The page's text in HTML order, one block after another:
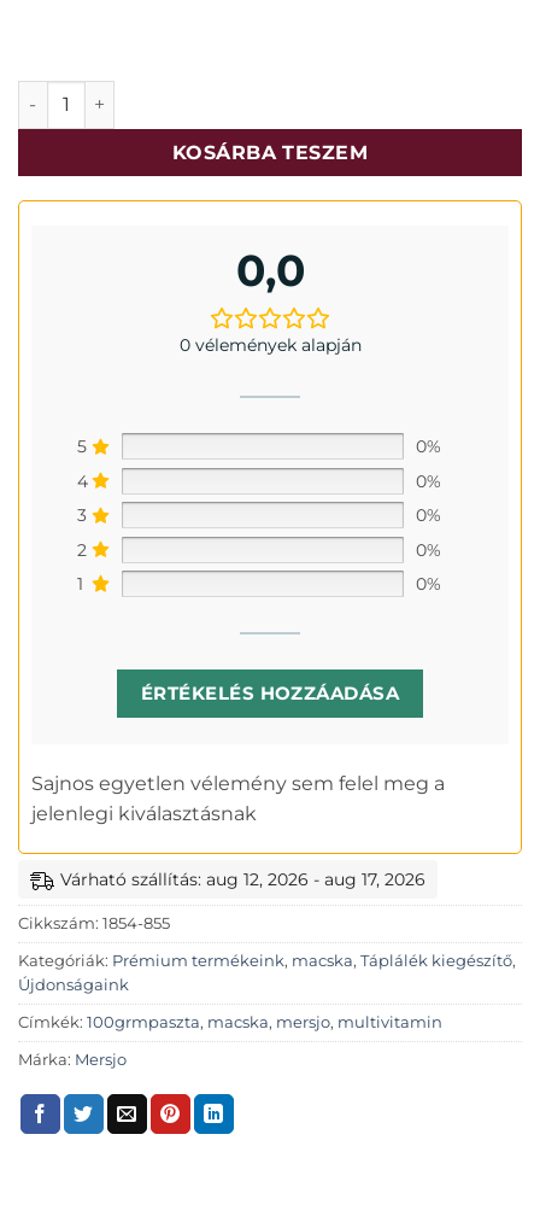
Mersjo szőroldó paszta biotinnal 100g mennyiség
KOSÁRBA TESZEM
0,0
0 vélemények alapján
5
0%
4
0%
3
0%
2
0%
1
0%
ÉRTÉKELÉS HOZZÁADÁSA
Sajnos egyetlen vélemény sem felel meg a
jelenlegi kiválasztásnak
Várható szállítás: aug 12, 2026 - aug 17, 2026
Cikkszám: 1854-855
Kategóriák: Prémium termékeink, macska, Táplálék kiegészítő,
Újdonságaink
Címkék: 100grmpaszta, macska, mersjo, multivitamin
Márka: Mersjo